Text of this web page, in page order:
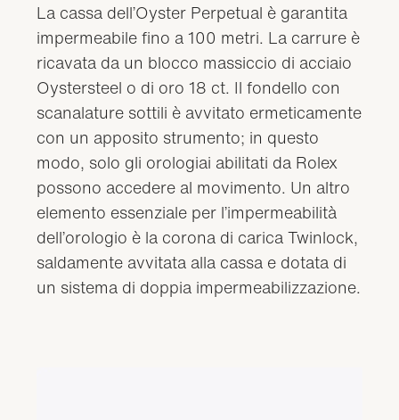
La cassa dell’Oyster Perpetual è garantita
impermeabile fino a 100 metri. La carrure è
ricavata da un blocco massiccio di acciaio
Oystersteel o di oro 18 ct. Il fondello con
scanalature sottili è avvitato ermeticamente
con un apposito strumento; in questo
modo, solo gli orologiai abilitati da Rolex
possono accedere al movimento. Un altro
elemento essenziale per l’impermeabilità
dell’orologio è la corona di carica Twinlock,
saldamente avvitata alla cassa e dotata di
un sistema di doppia impermeabilizzazione.